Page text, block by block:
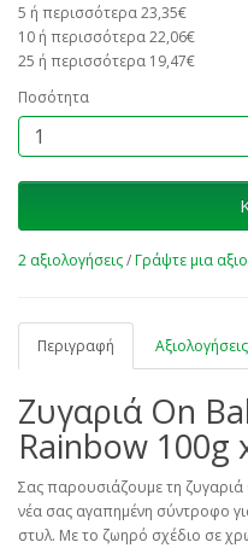
5 ή περισσότερα 23,35€
10 ή περισσότερα 22,06€
25 ή περισσότερα 19,47€
Ποσότητα
2 αξιολογήσεις/Γράψτε μια
Περιγραφή
Ζυγαριά On
Rainbow 100g
Σας παρουσιάζουμε τη ζυγαριά
νέα σας αγαπημένη σύντροφο
στυλ. Με το ζωηρό σχέδιο σε